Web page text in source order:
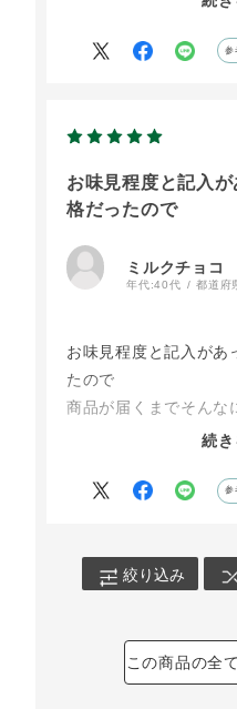
か、レモンかアクセ
参
お味見程度と記入
格だったので
ミルクチョコ
年代:40代 都道府
お味見程度と記入があ
たので
商品が届くまでそんな
この金額でいいの？と
続
参
絞り込み
この商品の全